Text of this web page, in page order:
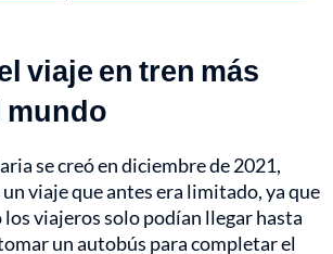
viaje en tren más
mundo
se creó en diciembre de 2021,
viaje que antes era limitado, ya que
los viajeros solo podían llegar hasta
un autobús para completar el